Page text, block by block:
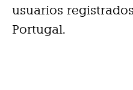
usuarios
Portugal.